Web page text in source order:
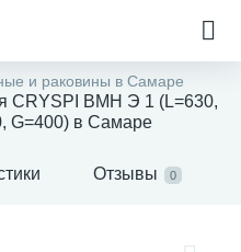
и раковины в Самаре
CRYSPI ВМН Э 1 (L=630,
G=400) в Самаре
Отзывы 0